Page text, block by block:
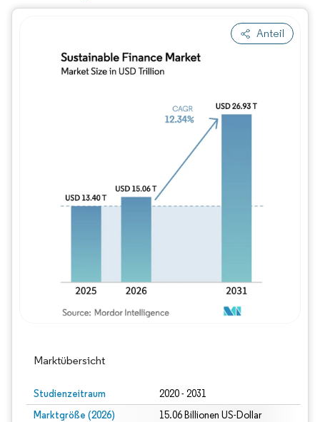
Anteil
Marktübersicht
Studienzeitraum 2020 - 2031
Marktgröße (2026) 15.06 Billionen US-Dollar
Bild © Mordor Intelligence.